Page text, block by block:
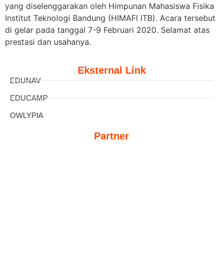
yang diselenggarakan oleh Himpunan Mahasiswa Fisika
Institut Teknologi Bandung (HIMAFI ITB). Acara tersebut
di gelar pada tanggal 7-9 Februari 2020. Selamat atas
prestasi dan usahanya.
Eksternal Link
EDUNAV
EDUCAMP
OWLYPIA
Partner